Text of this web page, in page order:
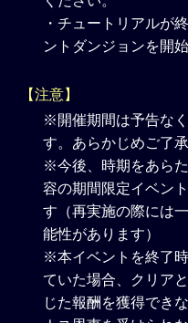
・チュートリアルが
ントダンジョンを開
【注意】
※開催期間は予告な
す。あらかじめご了
※今後、時期をあら
容の期間限定イベン
す（再実施の際には
能性があります）
※本イベントを終了
ていた場合、クリア
じた報酬を獲得でき